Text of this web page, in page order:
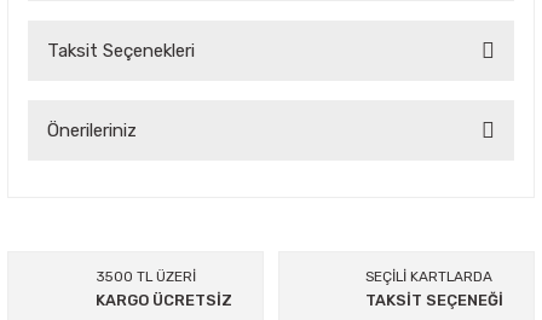
Bu ürüne ilk yorumu siz yapın!
Taksit Seçenekleri
Önerileriniz
Ürün resmi kalitesiz, bozuk veya görüntülenemiyor.
3500 TL ÜZERİ
KARGO ÜCRETSİZ
SEÇİLİ KARTLARDA
TAKSİT SEÇENEĞİ